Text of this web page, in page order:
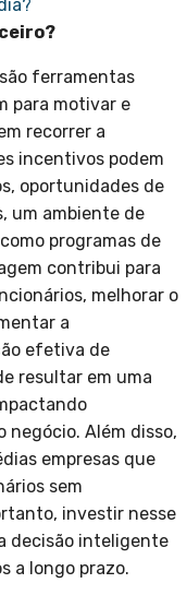
ferramentas
para motivar e
recorrer a
incentivos podem
oportunidades de
um ambiente de
programas de
contribui para
melhorar o
a
efetiva de
resultar em uma
Além disso,
empresas que
sem
investir nesse
decisão inteligente
a longo prazo.